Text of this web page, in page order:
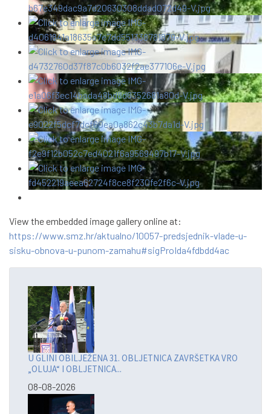
View the embedded image gallery online at:
https://www.smz.hr/aktualno/10057-predsjednik-vlade-u-
sisku-obnova-u-punom-zamahu#sigProIda4fdbdd4ac
U GLINI OBILJEŽENA 31. OBLJETNICA ZAVRŠETKA VRO
„OLUJA“ I OBLJETNICA...
08-08-2026